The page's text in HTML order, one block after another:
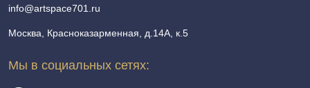
info@artspace701.ru
Москва, Красноказарменная, д.14А, к.5
Мы в социальных сетях: